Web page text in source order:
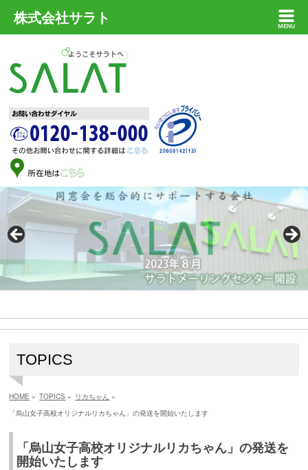
TOPICS
HOME » TOPICS » リカちゃん »
「烏山女子高校オリジナルリカちゃん」の発送を開始いたします
「烏山女子高校オリジナルリカちゃん」の発送を
開始いたします
株式会社サラト